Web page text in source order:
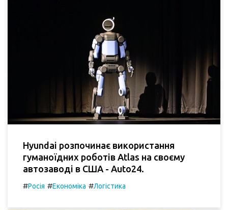
Hyundai розпочинає використання
гуманоїдних роботів Atlas на своєму
автозаводі в США - Auto24.
#Росія #Економіка #Логістика